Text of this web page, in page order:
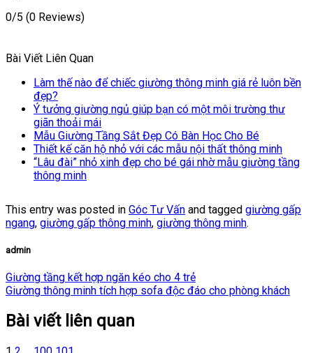
0/5 (0 Reviews)
Bài Viết Liên Quan
Làm thế nào để chiếc giường thông minh giá rẻ luôn bền
đẹp?
Ý tưởng giường ngủ giúp bạn có một môi trường thư
giãn thoải mái
Mẫu Giường Tầng Sắt Đẹp Có Bàn Học Cho Bé
Thiết kế căn hộ nhỏ với các mẫu nội thất thông minh
“Lâu đài” nhỏ xinh đẹp cho bé gái nhờ mẫu giường tầng
thông minh
This entry was posted in Góc Tư Vấn and tagged giường gấp
ngang, giường gấp thông minh, giường thông minh.
admin
Giường tầng kết hợp ngăn kéo cho 4 trẻ
Giường thông minh tích hợp sofa độc đáo cho phòng khách
Bài viết liên quan